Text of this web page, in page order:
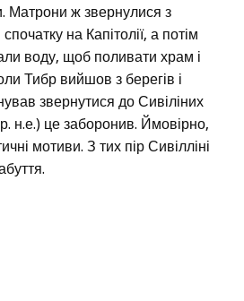
Матрони ж звернулися з
на Капітолії, а потім
воду, щоб поливати храм і
Тибр вийшов з берегів і
звернутися до Сивіліних
н.е.) це заборонив. Ймовірно,
мотиви. З тих пір Сивілліні